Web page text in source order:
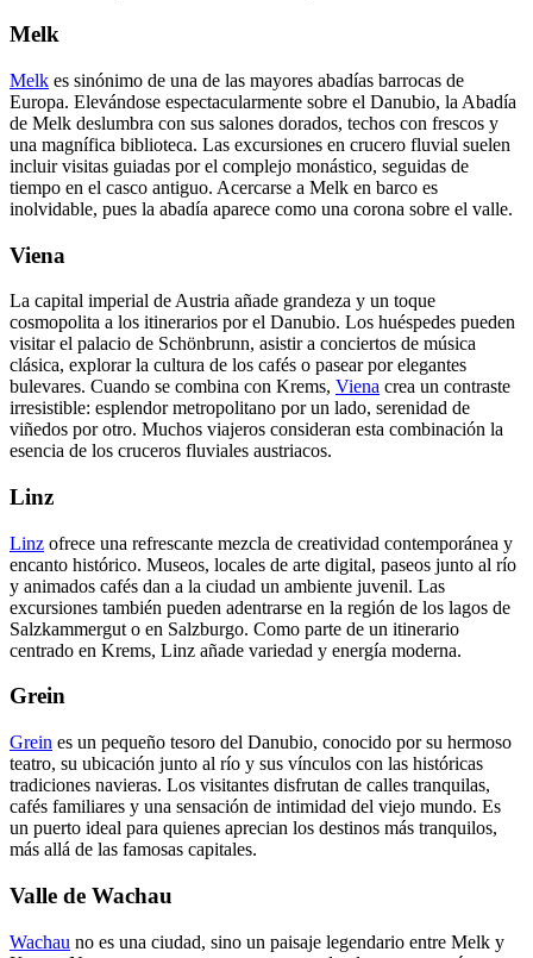
Melk
Melk es sinónimo de una de las mayores abadías barrocas de
Europa. Elevándose espectacularmente sobre el Danubio, la Abadía
de Melk deslumbra con sus salones dorados, techos con frescos y
una magnífica biblioteca. Las excursiones en crucero fluvial suelen
incluir visitas guiadas por el complejo monástico, seguidas de
tiempo en el casco antiguo. Acercarse a Melk en barco es
inolvidable, pues la abadía aparece como una corona sobre el valle.
Viena
La capital imperial de Austria añade grandeza y un toque
cosmopolita a los itinerarios por el Danubio. Los huéspedes pueden
visitar el palacio de Schönbrunn, asistir a conciertos de música
clásica, explorar la cultura de los cafés o pasear por elegantes
bulevares. Cuando se combina con Krems, Viena crea un contraste
irresistible: esplendor metropolitano por un lado, serenidad de
viñedos por otro. Muchos viajeros consideran esta combinación la
esencia de los cruceros fluviales austriacos.
Linz
Linz ofrece una refrescante mezcla de creatividad contemporánea y
encanto histórico. Museos, locales de arte digital, paseos junto al río
y animados cafés dan a la ciudad un ambiente juvenil. Las
excursiones también pueden adentrarse en la región de los lagos de
Salzkammergut o en Salzburgo. Como parte de un itinerario
centrado en Krems, Linz añade variedad y energía moderna.
Grein
Grein es un pequeño tesoro del Danubio, conocido por su hermoso
teatro, su ubicación junto al río y sus vínculos con las históricas
tradiciones navieras. Los visitantes disfrutan de calles tranquilas,
cafés familiares y una sensación de intimidad del viejo mundo. Es
un puerto ideal para quienes aprecian los destinos más tranquilos,
más allá de las famosas capitales.
Valle de Wachau
Wachau no es una ciudad, sino un paisaje legendario entre Melk y